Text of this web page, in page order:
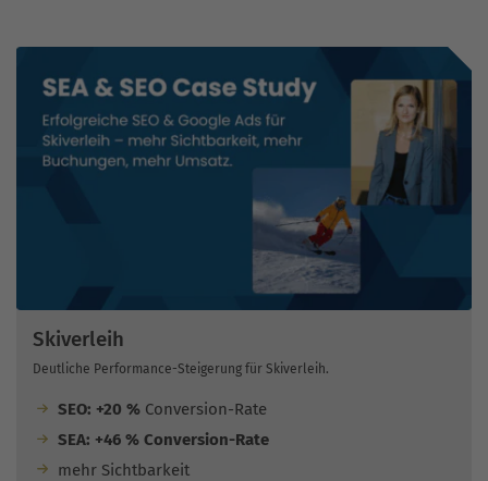
Skiverleih
Deutliche Performance-Steigerung für Skiverleih.
SEO: +20 % Conversion-Rate
SEA: +46 % Conversion-Rate
mehr Sichtbarkeit